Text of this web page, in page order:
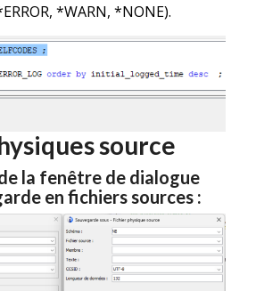
*WARN, *NONE).
source
la fenêtre de dialogue
en fichiers sources :